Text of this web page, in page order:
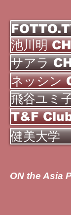
池川明 CH
サアラ
ネッシン
飛谷ユミ
T&F
健美大学
ON the Asia